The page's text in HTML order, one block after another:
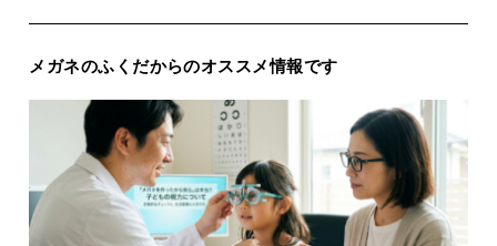
メガネのふくだからのオススメ情報です